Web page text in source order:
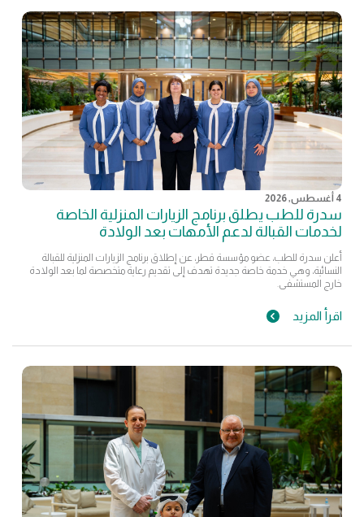
4 أغسطس, 2026
سدرة للطب يطلق برنامج الزيارات المنزلية الخاصة
لخدمات القبالة لدعم الأمهات بعد الولادة
أعلن سدرة للطب، عضو مؤسسة قطر، عن إطلاق برنامج الزيارات المنزلية للقبالة
النسائية، وهي خدمة خاصة جديدة تهدف إلى تقديم رعاية متخصصة لما بعد الولادة
خارج المستشفى.
اقرأ المزيد